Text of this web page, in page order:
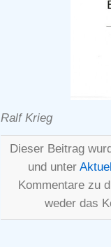
Ralf Krieg
Dieser Beitrag
und unter
Kommentare zu
weder das